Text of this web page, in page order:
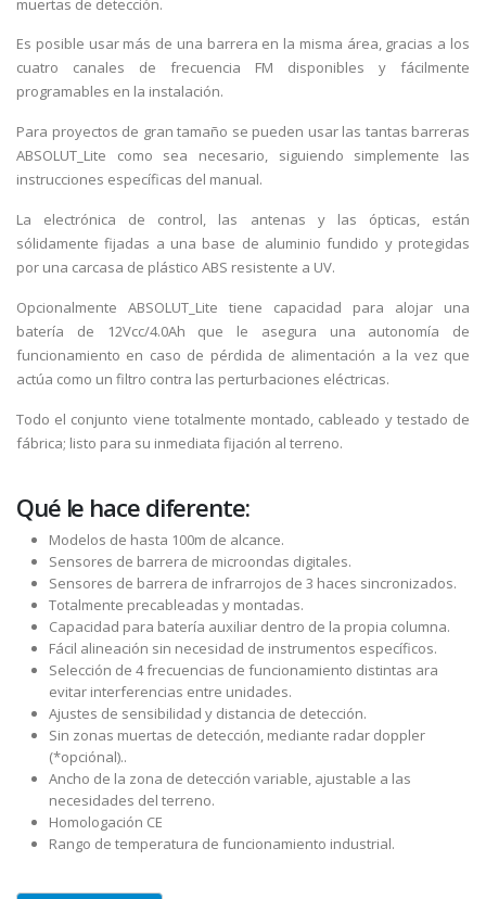
Es posible usar más de una barrera en la misma área, gracias a los
cuatro canales de frecuencia FM disponibles y fácilmente
programables en la instalación.
Para proyectos de gran tamaño se pueden usar las tantas barreras
ABSOLUT_Lite como sea necesario, siguiendo simplemente las
instrucciones específicas del manual.
La electrónica de control, las antenas y las ópticas, están
sólidamente fijadas a una base de aluminio fundido y protegidas
por una carcasa de plástico ABS resistente a UV.
Opcionalmente ABSOLUT_Lite tiene capacidad para alojar una
batería de 12Vcc/4.0Ah que le asegura una autonomía de
funcionamiento en caso de pérdida de alimentación a la vez que
actúa como un filtro contra las perturbaciones eléctricas.
Todo el conjunto viene totalmente montado, cableado y testado de
fábrica; listo para su inmediata fijación al terreno.
Qué le hace diferente:
Modelos de hasta 100m de alcance.
Sensores de barrera de microondas digitales.
Sensores de barrera de infrarrojos de 3 haces sincronizados.
Totalmente precableadas y montadas.
Capacidad para batería auxiliar dentro de la propia columna.
Fácil alineación sin necesidad de instrumentos específicos.
Selección de 4 frecuencias de funcionamiento distintas ara
evitar interferencias entre unidades.
Ajustes de sensibilidad y distancia de detección.
Sin zonas muertas de detección, mediante radar doppler
(*opciónal)..
Ancho de la zona de detección variable, ajustable a las
necesidades del terreno.
Homologación CE
Rango de temperatura de funcionamiento industrial.